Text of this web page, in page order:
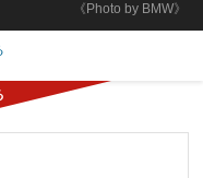
《Photo by BMW》